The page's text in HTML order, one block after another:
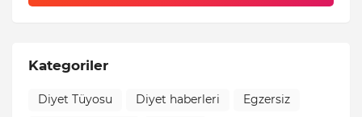
Kategoriler
Diyet Tüyosu Diyet haberleri
Egzersiz